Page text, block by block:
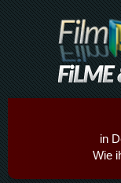
in
Wie